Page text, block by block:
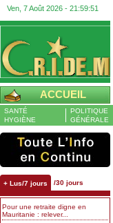
Ven, 7 Août 2026 - 21:59:52
ACCUEIL
SANTÉ
HYGIÈNE
POLITIQUE
GÉNÉRALE
+ Lus/7 jours /30 jours
Pour une retraite digne en
Mauritanie : relever...